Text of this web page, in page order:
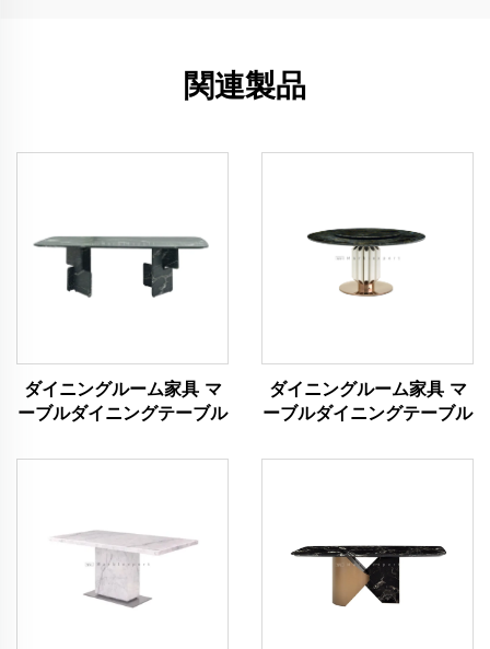
関連製品
ダイニングルーム家具 マ
ーブルダイニングテーブル
ダイニングルーム家具 マ
ーブルダイニングテーブル